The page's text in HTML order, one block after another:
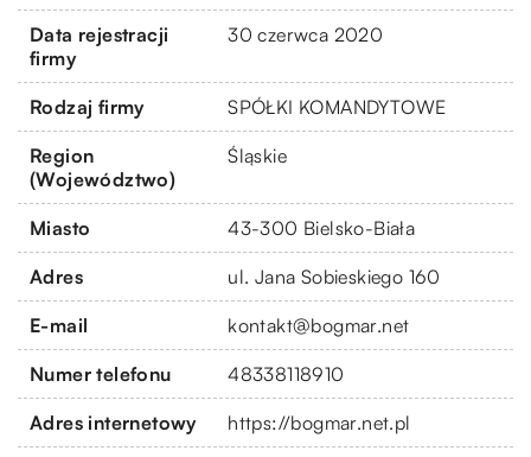
Data rejestracji
firmy
30 czerwca 2020
Rodzaj firmy SPÓŁKI KOMANDYTOWE
Region
(Województwo)
Śląskie
Miasto 43-300 Bielsko-Biała
Adres ul. Jana Sobieskiego 160
E-mail kontakt@bogmar.net
Numer telefonu 48338118910
Adres internetowy https://bogmar.net.pl